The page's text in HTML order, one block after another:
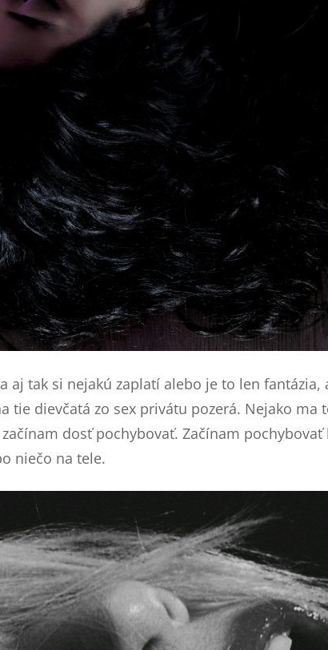
tak si nejakú zaplatí alebo je to len fantázia,
tie dievčatá zo sex privátu pozerá. Nejako ma
dosť pochybovať. Začínam pochybovať
niečo na tele.